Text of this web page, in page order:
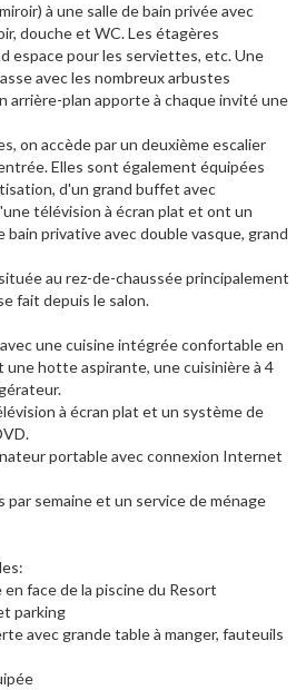
à une salle de bain privée avec
douche et WC. Les étagères
espace pour les serviettes, etc. Une
avec les nombreux arbustes
arrière-plan apporte à chaque invité une
on accède par un deuxième escalier
Elles sont également équipées
d'un grand buffet avec
télévision à écran plat et ont un
bain privative avec double vasque, grand
au rez-de-chaussée principalement
fait depuis le salon.
une cuisine intégrée confortable en
une hotte aspirante, une cuisinière à 4
à écran plat et un système de
portable avec connexion Internet
semaine et un service de ménage
face de la piscine du Resort
parking
avec grande table à manger, fauteuils